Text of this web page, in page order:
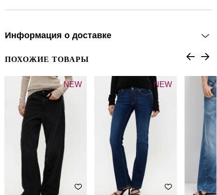
Информация о доставке
ПОХОЖИЕ ТОВАРЫ
NEW NEW